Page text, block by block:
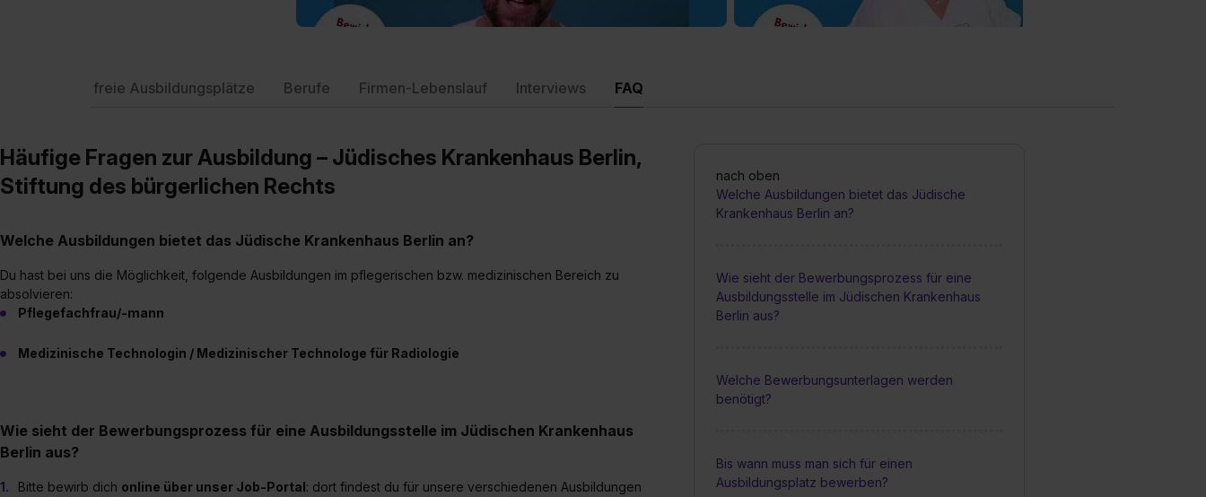
freie Ausbildungsplätze Berufe Firmen-Lebenslauf Interviews FAQ
nach oben
Welche Ausbildungen bietet das Jüdische
Krankenhaus Berlin an?
Wie sieht der Bewerbungsprozess für eine
Ausbildungsstelle im Jüdischen Krankenhaus
Berlin aus?
Welche Bewerbungsunterlagen werden
benötigt?
Bis wann muss man sich für einen
Ausbildungsplatz bewerben?
Häufige Fragen zur Ausbildung – Jüdisches Krankenhaus Berlin,
Stiftung des bürgerlichen Rechts
Welche Ausbildungen bietet das Jüdische Krankenhaus Berlin an?
Du hast bei uns die Möglichkeit, folgende Ausbildungen im pflegerischen bzw. medizinischen Bereich zu
absolvieren:
Pflegefachfrau/-mann
Medizinische Technologin / Medizinischer Technologe für Radiologie
Wie sieht der Bewerbungsprozess für eine Ausbildungsstelle im Jüdischen Krankenhaus
Berlin aus?
Bitte bewirb dich online über unser Job-Portal: dort findest du für unsere verschiedenen Ausbildungen